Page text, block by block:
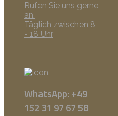
Rufen Sie uns gerne
an.
Täglich zwischen 8
- 18 Uhr
WhatsApp: +49
152 31 97 67 58